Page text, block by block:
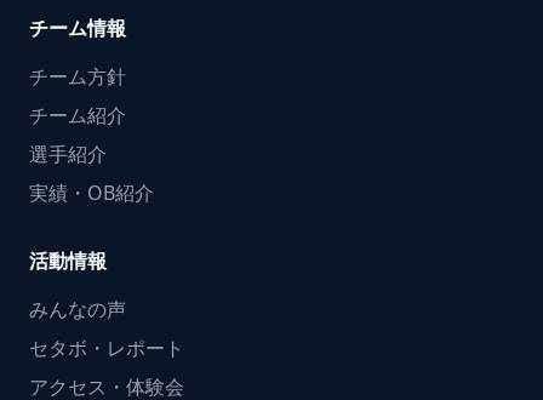
チーム情報
チーム方針
チーム紹介
選手紹介
実績・OB紹介
活動情報
みんなの声
セタボ・レポート
アクセス・体験会